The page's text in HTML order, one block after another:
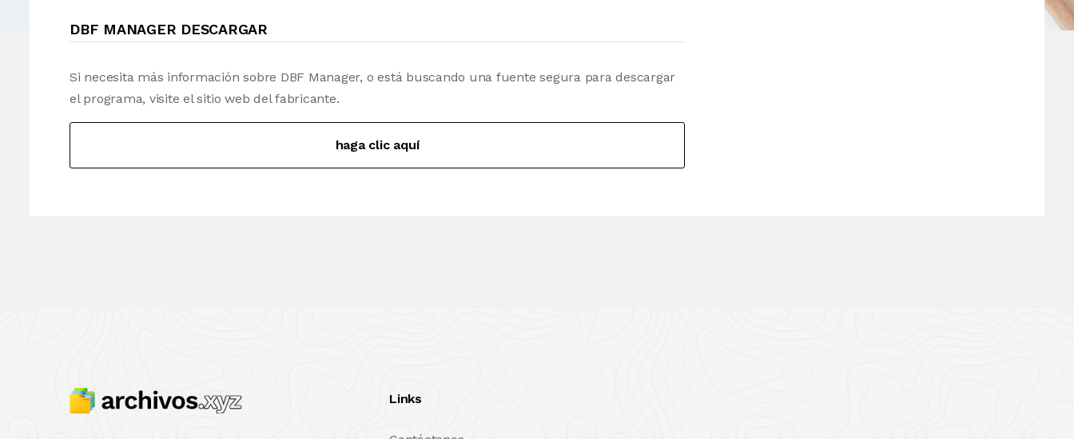
DBF MANAGER DESCARGAR
Si necesita más información sobre DBF Manager, o está buscando una fuente segura para descargar
el programa, visite el sitio web del fabricante.
haga clic aquí
Links